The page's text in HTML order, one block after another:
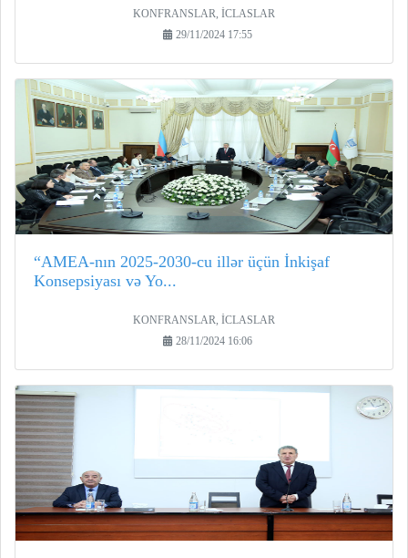
KONFRANSLAR, İCLASLAR
29/11/2024 17:55
“AMEA-nın 2025-2030-cu illər üçün İnkişaf
Konsepsiyası və Yo...
KONFRANSLAR, İCLASLAR
28/11/2024 16:06